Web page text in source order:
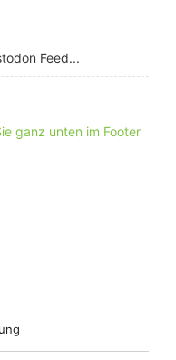
Feed...
ganz unten im Footer